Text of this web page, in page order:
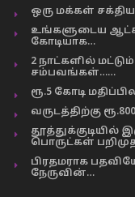
ஒரு மக்கள்
உங்களுடைய
கோடியாக…
2 நாட்களில்
சம்பவங்கள்……
ரூ.5 கோடி
வருடத்திற்கு
பொருட்கள்
பிரதமராக
நேருவின்…